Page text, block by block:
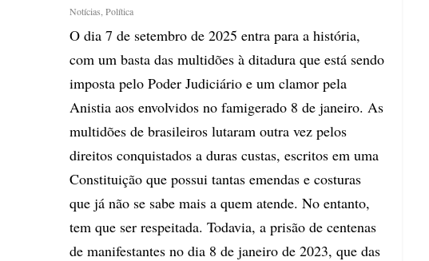
Notícias,Política
O dia 7 de setembro de 2025 entra para a história,
com um basta das multidões à ditadura que está sendo
imposta pelo Poder Judiciário e um clamor pela
Anistia aos envolvidos no famigerado 8 de janeiro. As
multidões de brasileiros lutaram outra vez pelos
direitos conquistados a duras custas, escritos em uma
Constituição que possui tantas emendas e costuras
que já não se sabe mais a quem atende. No entanto,
tem que ser respeitada. Todavia, a prisão de centenas
de manifestantes no dia 8 de janeiro de 2023, que das